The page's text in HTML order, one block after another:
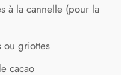
à la cannelle (pour la
ou griottes
cacao